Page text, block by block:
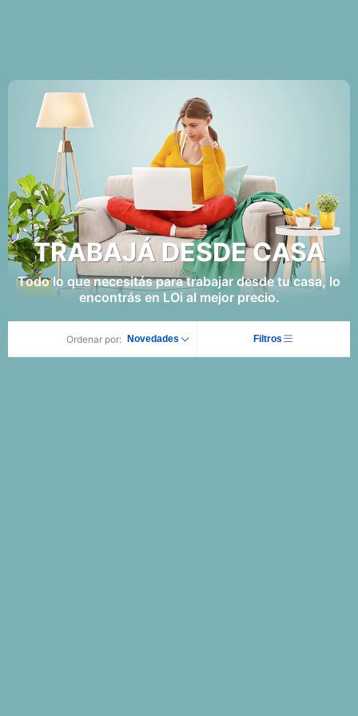
TRABAJÁ DESDE CASA
Todo lo que necesitás para trabajar desde tu casa, lo
encontrás en LOi al mejor precio.
Ordenar por: Novedades Filtros